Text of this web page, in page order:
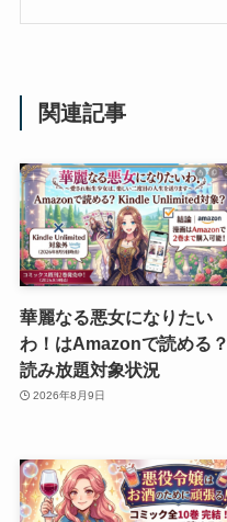
関連記事
華麗なる悪女になりたい
わ！はAmazonで読める？
読み放題対象状況
2026年8月9日